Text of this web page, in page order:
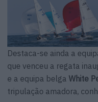
Destaca-se ainda a
que venceu a regata
e a equipa belga White
tripulação amadora,